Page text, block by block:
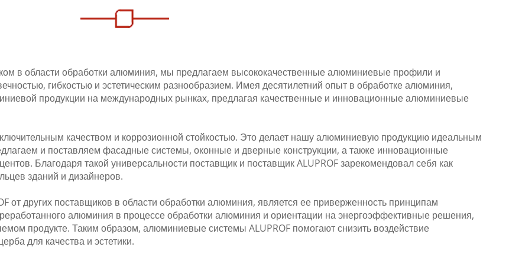
в области обработки алюминия, мы предлагаем высококачественные алюминиевые профили и
гибкостью и эстетическим разнообразием. Имея десятилетний опыт в обработке алюминия,
продукции на международных рынках, предлагая качественные и инновационные алюминиевые
качеством и коррозионной стойкостью. Это делает нашу алюминиевую продукцию идеальным
и поставляем фасадные системы, оконные и дверные конструкции, а также инновационные
Благодаря такой универсальности поставщик и поставщик ALUPROF зарекомендовал себя как
зданий и дизайнеров.
других поставщиков в области обработки алюминия, является ее приверженность принципам
алюминия в процессе обработки алюминия и ориентации на энергоэффективные решения,
продукте. Таким образом, алюминиевые системы ALUPROF помогают снизить воздействие
для качества и эстетики.